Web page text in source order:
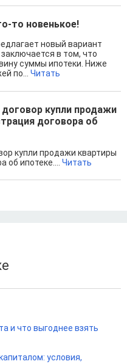
то новенькое!
новый вариант
в том, что
суммы ипотеки. Ниже
по... Читать
купли продажи
договора об
купли продажи квартиры
об ипотеке.... Читать
и что выгоднее взять
условия,